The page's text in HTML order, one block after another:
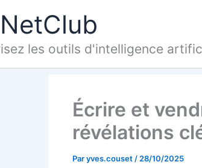
les outils d'intelligence
Écrire et
révélations
Paryves.couset / 28/10/2025